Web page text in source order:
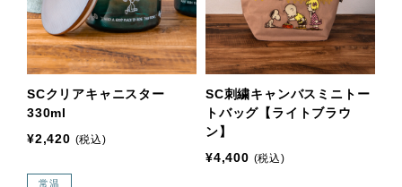
SCクリアキャニスター
330ml
¥2,420 (税込)
常温
SC刺繍キャンバスミニトー
トバッグ【ライトブラウ
ン】
¥4,400 (税込)